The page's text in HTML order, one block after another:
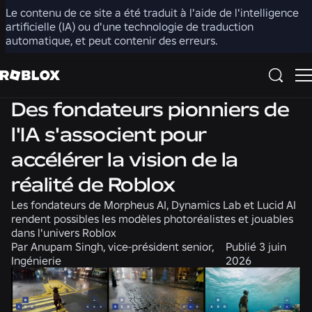
Le contenu de ce site a été traduit à l'aide de l'intelligence
artificielle (IA) ou d'une technologie de traduction
automatique, et peut contenir des erreurs.
Partager
Des fondateurs pionniers de
l'IA s'associent pour
accélérer la vision de la
réalité de Roblox
Les fondateurs de Morpheus AI, Dynamics Lab et Lucid AI
rendent possibles les modèles photoréalistes et jouables
dans l'univers Roblox
Par Anupam Singh, vice-président senior,
Ingénierie
Publié 3 juin
2026